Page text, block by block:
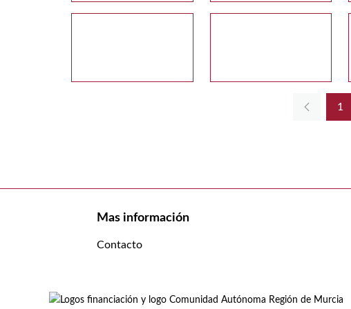
1
Mas información
Contacto